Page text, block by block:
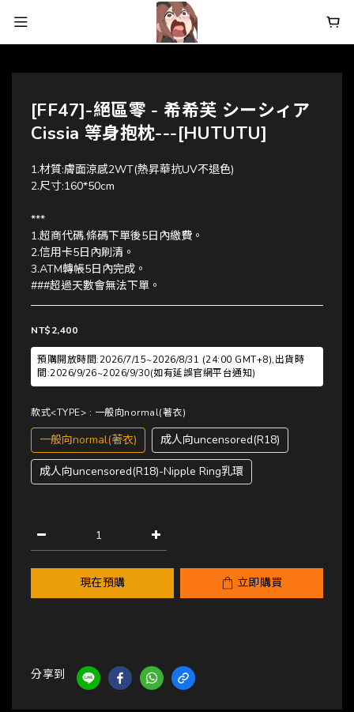
[FF47]-絕區零 - 希希芙 シーシィア
Cissia 等身抱枕---[HUTUTU]
1.材質:膚面涼感2WT(熱昇華抗UV不退色)
2.尺寸:160*50cm
***
1.超商代碼.條碼下單後5日內繳費。
2.信用卡5日內刷清。
3.ATM轉帳5日內完成。
###超過天數會無法下單。
NT$2,400
預購開放時間:2026/7/15~2026/8/31 (24:00 GMT+8),出貨時
間:2026/9/26~2026/9/30(如有延誤官網平台通知)
款式<TYPE> : 一般向normal(著衣)
一般向normal(著衣) 成人向uncensored(R18)
成人向uncensored(R18)-Nipple Ring乳環
現在預購 立即購買
分享到